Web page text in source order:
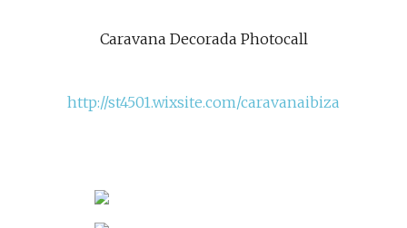
Caravana Decorada Photocall
http://st4501.wixsite.com/caravanaibiza